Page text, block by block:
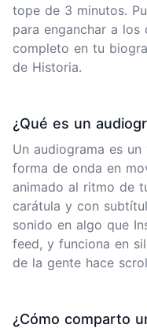
tope de 3 minutos.
para enganchar a los
completo en tu
de Historia.
¿Qué es un
Un audiograma es
forma de onda en
animado al ritmo de
carátula y con
sonido en algo que
feed, y funciona en
de la gente hace
¿Cómo comparto